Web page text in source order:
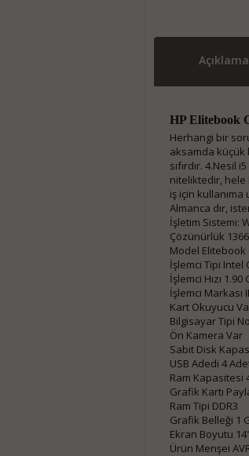
Açıklama
HP Elitebook
Herhangi bir
aksamda küçük
sıfırdır. 4.Nesil
niteliktedir, hele
iş için
Almanca dır,
İşletim Sistemi:
Çözünürlük
Model Elitebook
İşlemci Tipi Intel
İşlemci Hızı 1.90
İşlemci Markası
Kart Okuyucu
Bilgisayar Tipi
Ön Kamera Var
Sabit Disk
USB Adedi 4
Ram Kapasitesi
Grafik Kartı
Ram Tipi DDR3
Grafik Belleği 1
Ekran Boyutu
Ürün Menşei